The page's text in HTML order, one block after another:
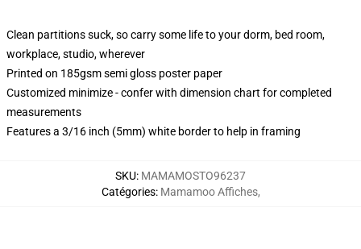
Clean partitions suck, so carry some life to your dorm, bed room,
workplace, studio, wherever
Printed on 185gsm semi gloss poster paper
Customized minimize - confer with dimension chart for completed
measurements
Features a 3/16 inch (5mm) white border to help in framing
SKU: MAMAMOSTO96237
Catégories: Mamamoo Affiches,